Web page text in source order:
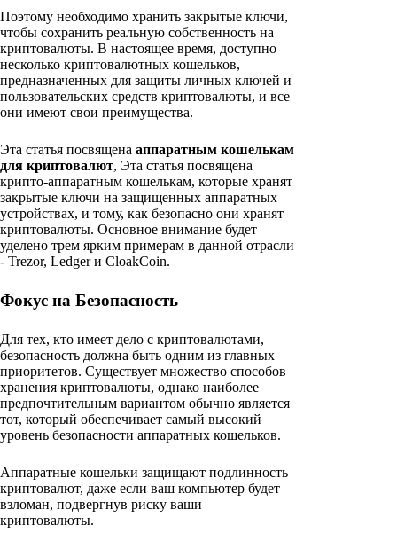
Поэтому необходимо хранить закрытые ключи,
чтобы сохранить реальную собственность на
криптовалюты. В настоящее время, доступно
несколько криптовалютных кошельков,
предназначенных для защиты личных ключей и
пользовательских средств криптовалюты, и все
они имеют свои преимущества.
Эта статья посвящена аппаратным кошелькам
для криптовалют, Эта статья посвящена
крипто-аппаратным кошелькам, которые хранят
закрытые ключи на защищенных аппаратных
устройствах, и тому, как безопасно они хранят
криптовалюты. Основное внимание будет
уделено трем ярким примерам в данной отрасли
- Trezor, Ledger и CloakCoin.
Фокус на Безопасность
Для тех, кто имеет дело с криптовалютами,
безопасность должна быть одним из главных
приоритетов. Существует множество способов
хранения криптовалюты, однако наиболее
предпочтительным вариантом обычно является
тот, который обеспечивает самый высокий
уровень безопасности аппаратных кошельков.
Аппаратные кошельки защищают подлинность
криптовалют, даже если ваш компьютер будет
взломан, подвергнув риску ваши
криптовалюты.